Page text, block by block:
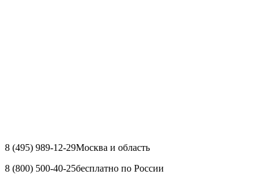
8 (495) 989-12-29Москва и область
8 (800) 500-40-25бесплатно по России